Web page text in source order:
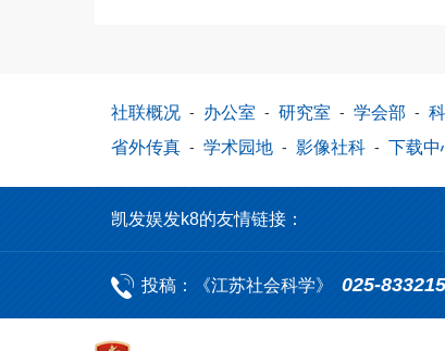
社联概况 - 办公室 - 研究室 - 学会部 -
省外传真 - 学术园地 - 影像社科 - 下载中
凯发娱发k8的友情链接：
投稿：《江苏社会科学》 025-